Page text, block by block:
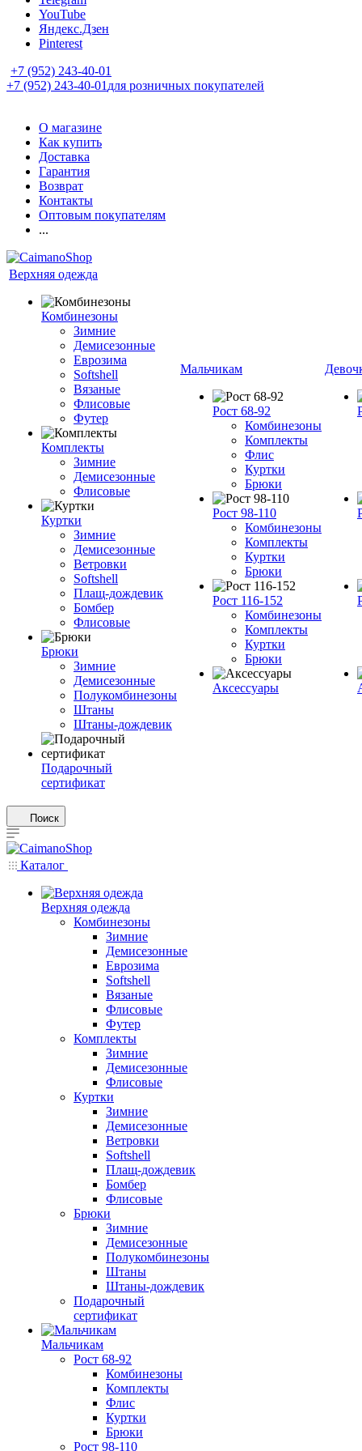
YouTube
Яндекс.Дзен
Pinterest
+7 (952) 243-40-01
+7 (952) 243-40-01 для розничных покупателей
О магазине
Как купить
Доставка
Гарантия
Возврат
Контакты
Оптовым покупателям
...
Верхняя одежда
Комбинезоны
Зимние
Демисезонные
Еврозима
Softshell
Вязаные
Флисовые
Футер
Комплекты
Зимние
Демисезонные
Флисовые
Куртки
Зимние
Демисезонные
Ветровки
Softshell
Плащ-дождевик
Бомбер
Флисовые
Брюки
Зимние
Демисезонные
Полукомбинезоны
Штаны
Штаны-дождевик
Подарочный
сертификат
Мальчикам
Рост 68-92
Комбинезоны
Комплекты
Флис
Куртки
Брюки
Рост 98-110
Комбинезоны
Комплекты
Куртки
Брюки
Рост 116-152
Комбинезоны
Комплекты
Куртки
Брюки
Аксессуары
Поиск
Каталог
Верхняя одежда
Комбинезоны
Зимние
Демисезонные
Еврозима
Softshell
Вязаные
Флисовые
Футер
Комплекты
Зимние
Демисезонные
Флисовые
Куртки
Зимние
Демисезонные
Ветровки
Softshell
Плащ-дождевик
Бомбер
Флисовые
Брюки
Зимние
Демисезонные
Полукомбинезоны
Штаны
Штаны-дождевик
Подарочный
сертификат
Мальчикам
Рост 68-92
Комбинезоны
Комплекты
Флис
Куртки
Брюки
Рост 98-110